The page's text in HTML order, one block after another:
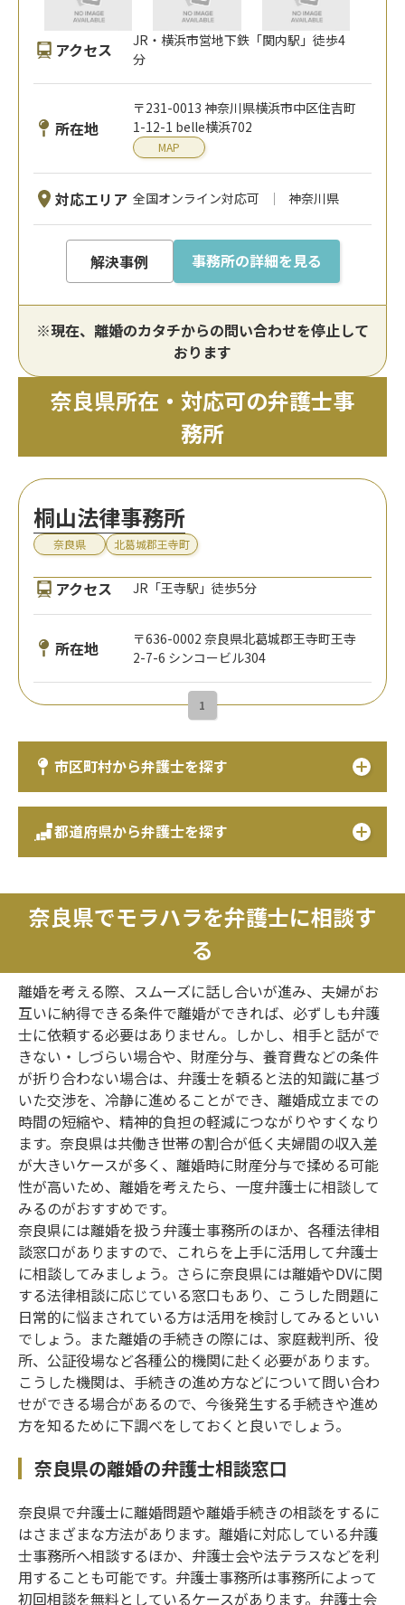
アクセス
JR・横浜市営地下鉄「関内駅」徒歩4
分
所在地
〒231-0013 神奈川県横浜市中区住吉町
1-12-1 belle横浜702
MAP
対応エリア 全国オンライン対応可 神奈川県
解決事例 事務所の詳細を見る
※現在、離婚のカタチからの問い合わせを停止して
おります
奈良県所在・対応可の弁護士事
務所
桐山法律事務所
奈良県 北葛城郡王寺町
アクセス JR「王寺駅」徒歩5分
所在地
〒636-0002 奈良県北葛城郡王寺町王寺
2-7-6 シンコービル304
1
市区町村から弁護士を探す
都道府県から弁護士を探す
奈良県でモラハラを弁護士に相談す
る
離婚を考える際、スムーズに話し合いが進み、夫婦がお
互いに納得できる条件で離婚ができれば、必ずしも弁護
士に依頼する必要はありません。しかし、相手と話がで
きない・しづらい場合や、財産分与、養育費などの条件
が折り合わない場合は、弁護士を頼ると法的知識に基づ
いた交渉を、冷静に進めることができ、離婚成立までの
時間の短縮や、精神的負担の軽減につながりやすくなり
ます。奈良県は共働き世帯の割合が低く夫婦間の収入差
が大きいケースが多く、離婚時に財産分与で揉める可能
性が高いため、離婚を考えたら、一度弁護士に相談して
みるのがおすすめです。
奈良県には離婚を扱う弁護士事務所のほか、各種法律相
談窓口がありますので、これらを上手に活用して弁護士
に相談してみましょう。さらに奈良県には離婚やDVに関
する法律相談に応じている窓口もあり、こうした問題に
日常的に悩まされている方は活用を検討してみるといい
でしょう。また離婚の手続きの際には、家庭裁判所、役
所、公証役場など各種公的機関に赴く必要があります。
こうした機関は、手続きの進め方などについて問い合わ
せができる場合があるので、今後発生する手続きや進め
方を知るために下調べをしておくと良いでしょう。
奈良県の離婚の弁護士相談窓口
奈良県で弁護士に離婚問題や離婚手続きの相談をするに
はさまざまな方法があります。離婚に対応している弁護
士事務所へ相談するほか、弁護士会や法テラスなどを利
用することも可能です。弁護士事務所は事務所によって
初回相談を無料としているケースがあります。弁護士会